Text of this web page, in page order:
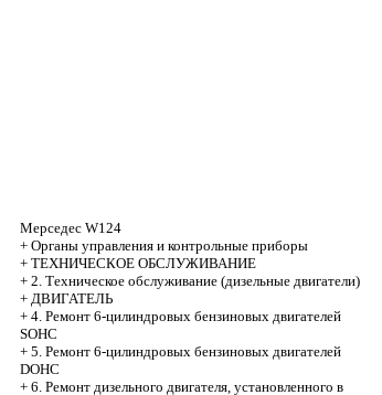
Мерседес W124
+ Органы управления и контрольные приборы
+ ТЕХНИЧЕСКОЕ ОБСЛУЖИВАНИЕ
+ 2. Техническое обслуживание (дизельные двигатели)
+ ДВИГАТЕЛЬ
+ 4. Ремонт 6-цилиндровых бензиновых двигателей
SOHC
+ 5. Ремонт 6-цилиндровых бензиновых двигателей
DOHC
+ 6. Ремонт дизельного двигателя, установленного в